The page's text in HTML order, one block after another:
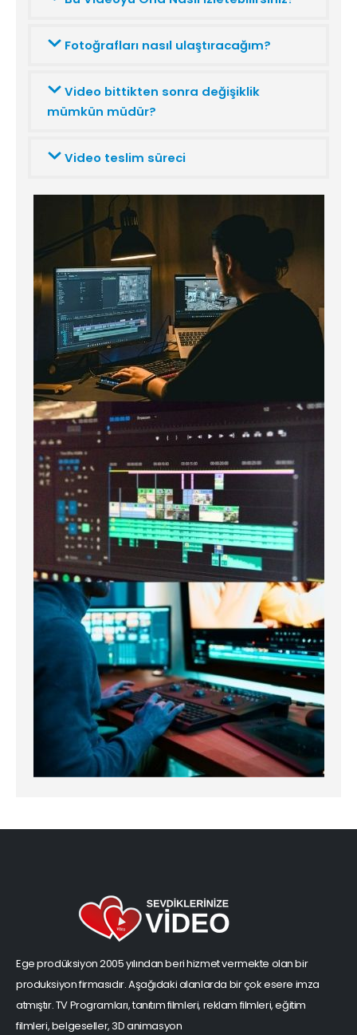
Fotoğrafları nasıl ulaştıracağım?
Video bittikten sonra değişiklik
mümkün müdür?
Video teslim süreci
Ege prodüksiyon 2005 yılından beri hizmet vermekte olan bir
produksiyon firmasıdır. Aşağıdaki alanlarda bir çok esere imza
atmıştır. TV Programları, tanıtım filmleri, reklam filmleri, eğitim
filmleri, belgeseller, 3D animasyon